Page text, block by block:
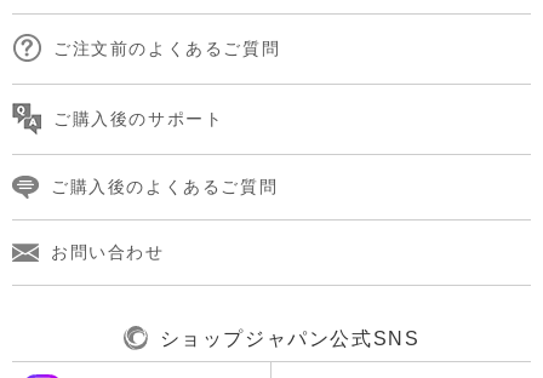
ご注文前のよくあるご質問
ご購入後のサポート
ご購入後のよくあるご質問
お問い合わせ
ショップジャパン公式SNS